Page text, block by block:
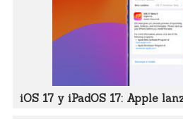
iOS 17 y iPadOS 17: Apple